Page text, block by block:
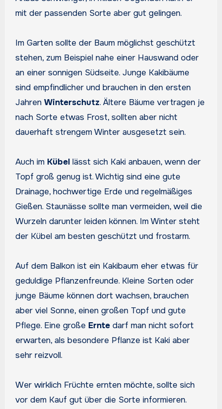
mit der passenden Sorte aber gut gelingen.
Im Garten sollte der Baum möglichst geschützt
stehen, zum Beispiel nahe einer Hauswand oder
an einer sonnigen Südseite. Junge Kakibäume
sind empfindlicher und brauchen in den ersten
Jahren Winterschutz. Ältere Bäume vertragen je
nach Sorte etwas Frost, sollten aber nicht
dauerhaft strengem Winter ausgesetzt sein.
Auch im Kübellässt sich Kaki anbauen, wenn der
Topf groß genug ist. Wichtig sind eine gute
Drainage, hochwertige Erde und regelmäßiges
Gießen. Staunässe sollte man vermeiden, weil die
Wurzeln darunter leiden können. Im Winter steht
der Kübel am besten geschützt und frostarm.
Auf dem Balkon ist ein Kakibaum eher etwas für
geduldige Pflanzenfreunde. Kleine Sorten oder
junge Bäume können dort wachsen, brauchen
aber viel Sonne, einen großen Topf und gute
Pflege. Eine große Erntedarf man nicht sofort
erwarten, als besondere Pflanze ist Kaki aber
sehr reizvoll.
Wer wirklich Früchte ernten möchte, sollte sich
vor dem Kauf gut über die Sorte informieren.